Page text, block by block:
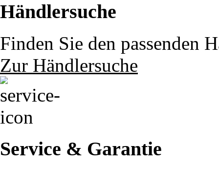
Händlersuche
Finden Sie den passenden
Zur Händlersuche
Service & Garantie